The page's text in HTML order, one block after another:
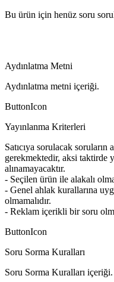
Bu ürün için henüz soru
Aydınlatma Metni
Aydınlatma metni içeriği.
ButtonIcon
Yayınlanma Kriterleri
Satıcıya sorulacak soruların
gerekmektedir, aksi taktirde
alınamayacaktır.
- Seçilen ürün ile alakalı
- Genel ahlak kurallarına
olmamalıdır.
- Reklam içerikli bir soru
ButtonIcon
Soru Sorma Kuralları
Soru Sorma Kuralları içeriği.